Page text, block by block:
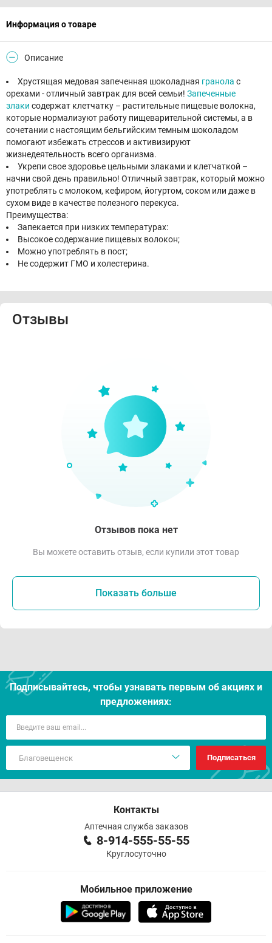
Информация о товаре
Описание
Хрустящая медовая запеченная шоколадная гранола с
орехами - отличный завтрак для всей семьи! Запеченные
злаки содержат клетчатку – растительные пищевые волокна,
которые нормализуют работу пищеварительной системы, а в
сочетании с настоящим бельгийским темным шоколадом
помогают избежать стрессов и активизируют
жизнедеятельность всего организма.
Укрепи свое здоровье цельными злаками и клетчаткой –
начни свой день правильно! Отличный завтрак, который можно
употреблять с молоком, кефиром, йогуртом, соком или даже в
сухом виде в качестве полезного перекуса.
Преимущества:
Запекается при низких температурах:
Высокое содержание пищевых волокон;
Можно употреблять в пост;
Не содержит ГМО и холестерина.
Отзывы
Отзывов пока нет
Вы можете оставить отзыв, если купили этот товар
Показать больше
Подписывайтесь, чтобы узнавать первым об акцияx и
предложениях:
Подписаться
Контакты
Аптечная служба заказов
8-914-555-55-55
Круглосуточно
Мобильное приложение